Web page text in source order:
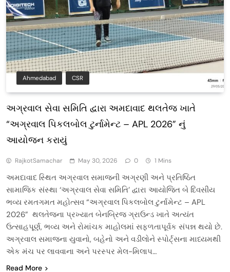
Ahmedabad CSR
અગ્રવાલ સેવા સમિતિ દ્વારા અમદાવાદ થલતેજ ખાતે
“અગ્રવાલ પિકલબોલ ટુર્નામેન્ટ – APL 2026” નું
આયોજન કરાયું
RajkotSamachar May 30, 2026 0 1 Mins
અમદાવાદ સ્થિત અગ્રવાલ સમાજની અગ્રણી અને પ્રતિષ્ઠિત
સામાજિક સંસ્થા ‘અગ્રવાલ સેવા સમિતિ’ દ્વારા આયોજિત બે દિવસીય
ભવ્ય રમતગમત મહોત્સવ “અગ્રવાલ પિકલબોલ ટુર્નામેન્ટ – APL
2026” થલતેજના પ્રખ્યાત બેનબ્રિજ ગ્રાઉન્ડ ખાતે અત્યંત
ઉત્સાહપૂર્ણ, ભવ્ય અને રોમાંચક માહોલમાં સફળતાપૂર્વક સંપન્ન થયો છે.
અગ્રવાલ સમાજના યુવાનો, બહેનો અને વડીલોને સ્પોર્ટ્સના માધ્યમથી
એક મંચ પર લાવવાના અને પરસ્પર મેલ-મિલાપ…
Read More